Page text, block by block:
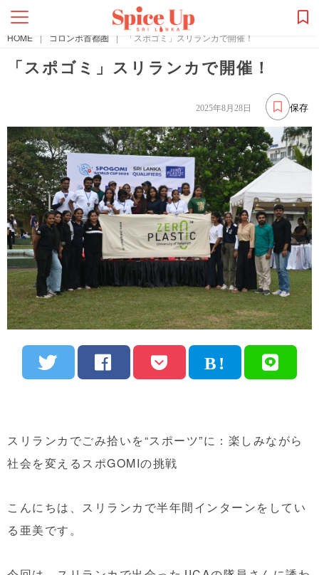
HOME | コロンボ首都圏 | 「スポゴミ」スリランカで開催！
「スポゴミ」スリランカで開催！
保存
2025年8月28日
スリランカでごみ拾いを“スポーツ”に：楽しみながら
社会を変えるスポGOMIの挑戦
こんにちは、スリランカで半年間インターンをしてい
る亜美です。